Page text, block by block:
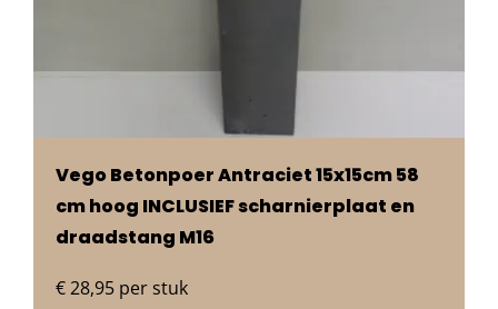
Vego Betonpoer Antraciet 15x15cm 58
cm hoog INCLUSIEF scharnierplaat en
draadstang M16
€28,95per stuk